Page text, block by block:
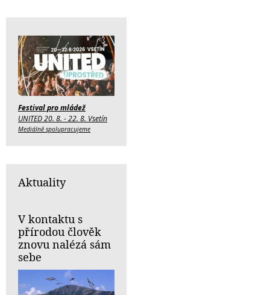
Festival pro mládež
UNITED 20. 8. - 22. 8. Vsetín
Mediálně spolupracujeme
Aktuality
V kontaktu s
přírodou člověk
znovu nalézá sám
sebe